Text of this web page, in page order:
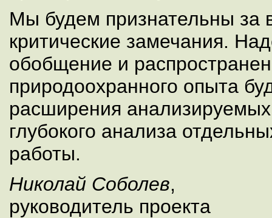
Мы будем признательны за
критические замечания.
обобщение и
природоохранного опыта
расширения
глубокого анализа
работы.
Николай Соболев,
руководитель проекта